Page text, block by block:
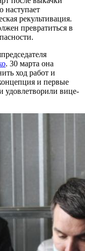
наступает
рекультивация.
превратиться в
. 30 марта она
ход работ и
и первые
удовлетворили вице-